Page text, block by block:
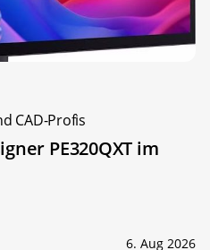
CAD-Profis
PE320QXT im
6. Aug 2026